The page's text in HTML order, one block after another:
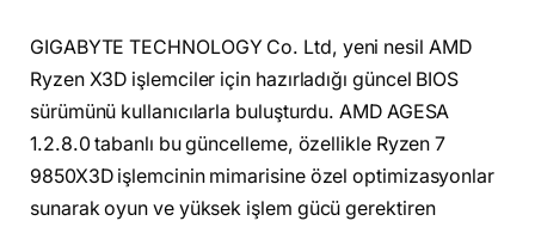
GIGABYTE TECHNOLOGY Co. Ltd, yeni nesil AMD
Ryzen X3D işlemciler için hazırladığı güncel BIOS
sürümünü kullanıcılarla buluşturdu. AMD AGESA
1.2.8.0 tabanlı bu güncelleme, özellikle Ryzen 7
9850X3D işlemcinin mimarisine özel optimizasyonlar
sunarak oyun ve yüksek işlem gücü gerektiren